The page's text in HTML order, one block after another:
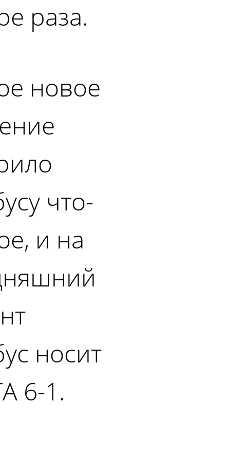
раза.
новое
что-
и на
носит
6-1.